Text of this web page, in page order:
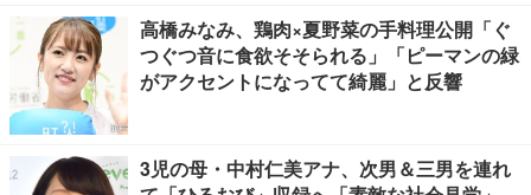
高橋みなみ、鶏肉×夏野菜の手料理公開「ぐ
つぐつ音に食欲そそられる」「ピーマンの緑
がアクセントになってて綺麗」と反響
3児の母・中村仁美アナ、次男＆三男を連れ